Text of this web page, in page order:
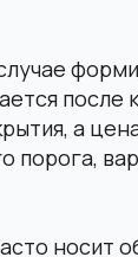
а
порога,
носит